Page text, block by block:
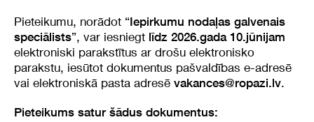
Pieteikumu, norādot “Iepirkumu nodaļas galvenais
speciālists”, var iesniegt līdz 2026.gada 10.jūnijam
elektroniski parakstītus ar drošu elektronisko
parakstu, iesūtot dokumentus pašvaldības e-adresē
vai elektroniskā pasta adresē vakances@ropazi.lv.
Pieteikums satur šādus dokumentus: